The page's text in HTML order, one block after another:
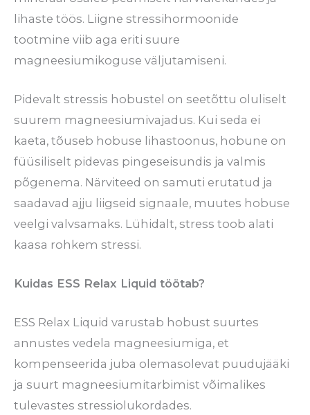
lihaste töös. Liigne stressihormoonide
tootmine viib aga eriti suure
magneesiumikoguse väljutamiseni.
Pidevalt stressis hobustel on seetõttu oluliselt
suurem magneesiumivajadus. Kui seda ei
kaeta, tõuseb hobuse lihastoonus, hobune on
füüsiliselt pidevas pingeseisundis ja valmis
põgenema. Närviteed on samuti erutatud ja
saadavad ajju liigseid signaale, muutes hobuse
veelgi valvsamaks. Lühidalt, stress toob alati
kaasa rohkem stressi.
Kuidas ESS Relax Liquid töötab?
ESS Relax Liquid varustab hobust suurtes
annustes vedela magneesiumiga, et
kompenseerida juba olemasolevat puudujääki
ja suurt magneesiumitarbimist võimalikes
tulevastes stressiolukordades.